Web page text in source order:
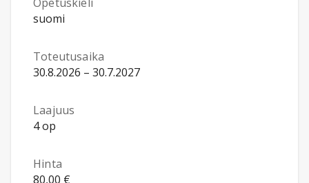
suomi
Toteutusaika
30.8.2026 – 30.7.2027
Laajuus
4 op
Hinta
80,00 €